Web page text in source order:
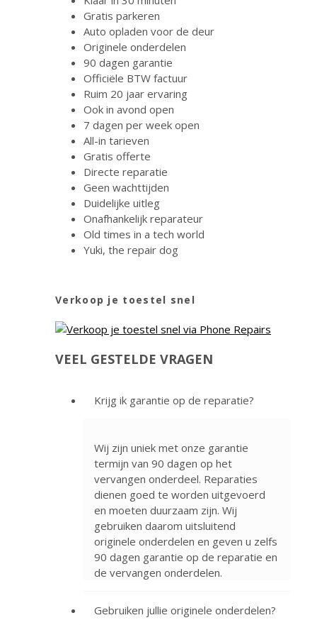
Gratis parkeren
Auto opladen voor de deur
Originele onderdelen
90 dagen garantie
Officiële BTW factuur
Ruim 20 jaar ervaring
Ook in avond open
7 dagen per week open
All-in tarieven
Gratis offerte
Directe reparatie
Geen wachttijden
Duidelijke uitleg
Onafhankelijk reparateur
Old times in a tech world
Yuki, the repair dog
Verkoop je toestel snel
VEEL GESTELDE VRAGEN
Krijg ik garantie op de reparatie?
Wij zijn uniek met onze garantie
termijn van 90 dagen op het
vervangen onderdeel. Reparaties
dienen goed te worden uitgevoerd
en moeten duurzaam zijn. Wij
gebruiken daarom uitsluitend
originele onderdelen en geven u zelfs
90 dagen garantie op de reparatie en
de vervangen onderdelen.
Gebruiken jullie originele onderdelen?